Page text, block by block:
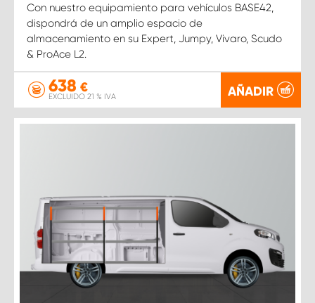
Con nuestro equipamiento para vehículos BASE42,
dispondrá de un amplio espacio de
almacenamiento en su Expert, Jumpy, Vivaro, Scudo
& ProAce L2.
638 €
EXCLUIDO 21 % IVA AÑADIR